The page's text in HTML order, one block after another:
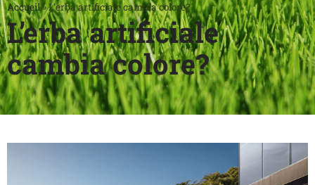
Accueil»L’erba artificiale cambia colore?
L’erba artificiale
cambia colore?